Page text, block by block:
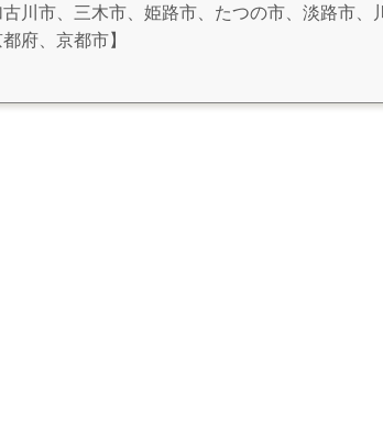
川市、三木市、姫路市、たつの市、淡路市、川
府、京都市】